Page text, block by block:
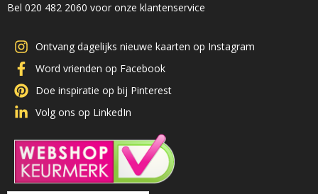
Bel 020 482 2060 voor onze klantenservice
Ontvang dagelijks nieuwe kaarten op Instagram
Word vrienden op Facebook
Doe inspiratie op bij Pinterest
Volg ons op LinkedIn